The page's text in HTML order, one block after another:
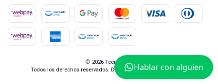
2026 Tecnocam.
Todos los derechos reservados. Desarrollado por Jumpseller.
Hablar con alguien